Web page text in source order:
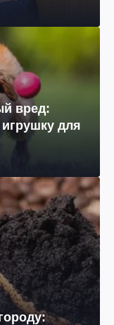
вред:
для